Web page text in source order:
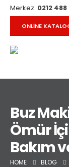
Merkez: 0212 488
ONLINE
Buz
Ömür
Bakım
HOME BLOG